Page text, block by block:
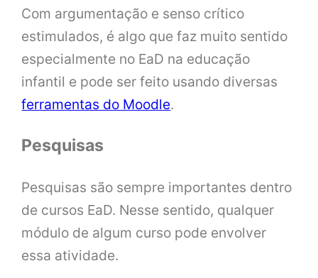
Com argumentação e senso crítico
estimulados, é algo que faz muito sentido
especialmente no EaD na educação
infantil e pode ser feito usando diversas
ferramentas do Moodle.
Pesquisas
Pesquisas são sempre importantes dentro
de cursos EaD. Nesse sentido, qualquer
módulo de algum curso pode envolver
essa atividade.